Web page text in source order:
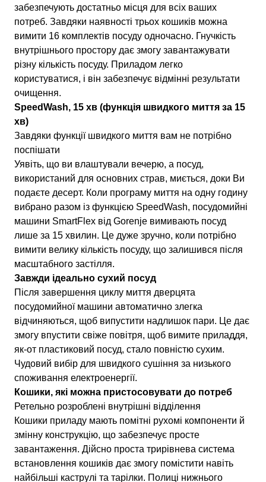
забезпечують достатньо місця для всіх ваших
потреб. Завдяки наявності трьох кошиків можна
вимити 16 комплектів посуду одночасно. Гнучкість
внутрішнього простору дає змогу завантажувати
різну кількість посуду. Приладом легко
користуватися, і він забезпечує відмінні результати
очищення.
SpeedWash, 15 хв (функція швидкого миття за 15
хв)
Завдяки функції швидкого миття вам не потрібно
поспішати
Уявіть, що ви влаштували вечерю, а посуд,
використаний для основних страв, миється, доки Ви
подаєте десерт. Коли програму миття на одну годину
вибрано разом із функцією SpeedWash, посудомийні
машини SmartFlex від Gorenje вимивають посуд
лише за 15 хвилин. Це дуже зручно, коли потрібно
вимити велику кількість посуду, що залишився після
масштабного застілля.
Завжди ідеально сухий посуд
Після завершення циклу миття дверцята
посудомийної машини автоматично злегка
відчиняються, щоб випустити надлишок пари. Це дає
змогу впустити свіже повітря, щоб вимите приладдя,
як-от пластиковий посуд, стало повністю сухим.
Чудовий вибір для швидкого сушіння за низького
споживання електроенергії.
Кошики, які можна пристосовувати до потреб
Ретельно розроблені внутрішні відділення
Кошики приладу мають помітні рухомі компоненти й
змінну конструкцію, що забезпечує просте
завантаження. Дійсно проста трирівнева система
встановлення кошиків дає змогу помістити навіть
найбільші каструлі та тарілки. Полиці нижнього